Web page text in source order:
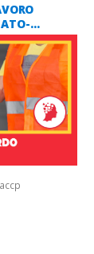
CANTIERI